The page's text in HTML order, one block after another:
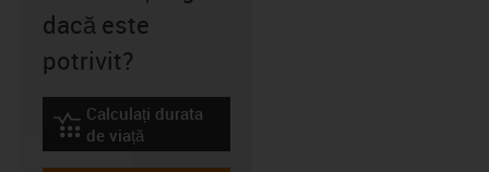
dacă este
potrivit?
igus-icon-lebensdauerrechner
Calculați durata
de viață